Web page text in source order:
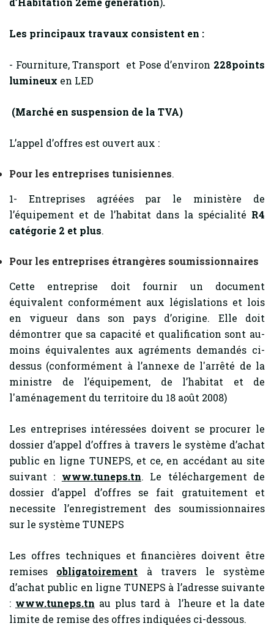
Les principaux travaux consistent en :
- Fourniture, Transport et Pose d’environ 228points
lumineux en LED
(Marché en suspension de la TVA)
L’appel d’offres est ouvert aux :
Pour les entreprises tunisiennes.
1- Entreprises agréées par le ministère de
l’équipement et de l’habitat dans la spécialité R4
catégorie 2 et plus.
Pour les entreprises étrangères soumissionnaires
Cette entreprise doit fournir un document
équivalent conformément aux législations et lois
en vigueur dans son pays d’origine. Elle doit
démontrer que sa capacité et qualification sont au-
moins équivalentes aux agréments demandés ci-
dessus (conformément à l’annexe de l'arrêté de la
ministre de l’équipement, de l’habitat et de
l'aménagement du territoire du 18 août 2008)
Les entreprises intéressées doivent se procurer le
dossier d’appel d’offres à travers le système d’achat
public en ligne TUNEPS, et ce, en accédant au site
suivant : www.tuneps.tn. Le téléchargement de
dossier d’appel d’offres se fait gratuitement et
necessite l’enregistrement des soumissionnaires
sur le système TUNEPS
Les offres techniques et financières doivent être
remises obligatoirement à travers le système
d’achat public en ligne TUNEPS à l’adresse suivante
: www.tuneps.tn au plus tard à l’heure et la date
limite de remise des offres indiquées ci-dessous.